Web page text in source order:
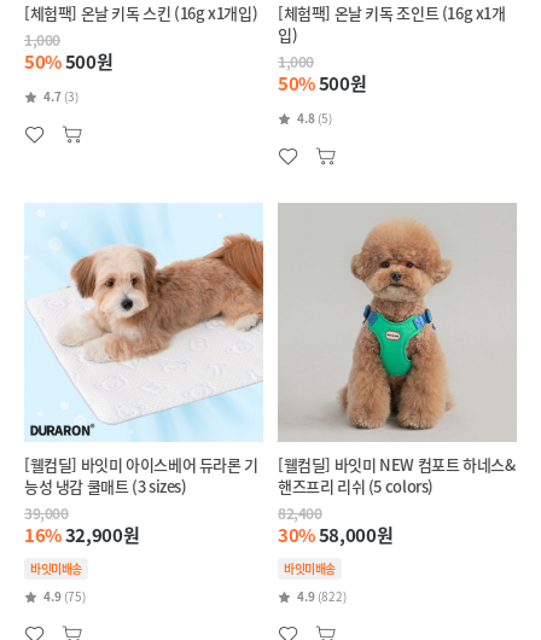
[체험팩] 온날 키독 스킨 (16g x1개입)
1,000
50%500원
4.7 (3)
[체험팩] 온날 키독 조인트 (16g x1개
입)
1,000
50%500원
4.8 (5)
[웰컴딜] 바잇미 아이스베어 듀라론 기
능성 냉감 쿨매트 (3 sizes)
39,000
16%32,900원
바잇미배송
4.9 (75)
[웰컴딜] 바잇미 NEW 컴포트 하네스&
핸즈프리 리쉬 (5 colors)
82,400
30%58,000원
바잇미배송
4.9 (822)